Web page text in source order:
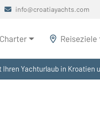
Ihren Yachturlaub in Kroatien
info@croatiayachts.com
Charter Reiseziele